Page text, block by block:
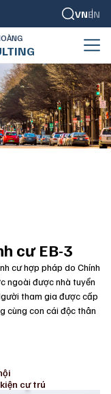
VNEN
cư EB-3
cư hợp pháp do Chính
ngoài được nhà tuyển
tham gia được cấp
cùng con cái độc thân
cư trú